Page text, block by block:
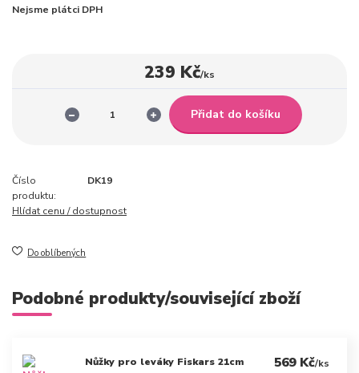
Nejsme plátci DPH
239 Kč/ks
Přidat do košíku
Číslo
produktu:
DK19
Hlídat cenu / dostupnost
Do oblíbených
Podobné produkty/související zboží
Nůžky pro leváky Fiskars 21cm 569 Kč/ks